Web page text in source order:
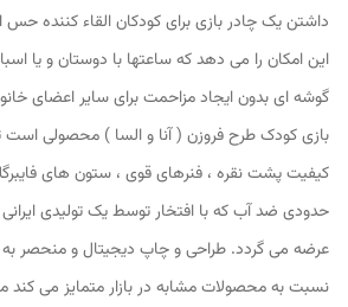
داشتن یک چادر بازی برای کودکان القاء کننده حس
این امکان را می دهد که ساعتها با دوستان و یا
گوشه ای بدون ایجاد مزاحمت برای سایر اعضای
بازی کودک طرح فروزن ( آنا و السا ) محصولی است
کیفیت پشت نقره ، فنرهای قوی ، ستون های
حدودی ضد آب که با افتخار توسط یک تولیدی ایرانی
عرضه می گردد. طراحی و چاپ دیجیتال و منحصر به
نسبت به محصولات مشابه در بازار متمایز می کند